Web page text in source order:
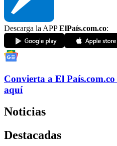
Descarga la APPElPaís.com.co:
Convierta a El País.com.co
aquí
Noticias
Destacadas